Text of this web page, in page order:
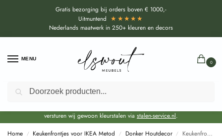
Gratis bezorging bij orders boven € 1000,-
Uitmuntend ★★★★★
Nederlands maatwerk in 250+ kleuren en decors
MENU
0
Door de bouwvakperiode geldt voor alle collecties momenteel een EXTRA
levertijd van circa 3-4 weken bovenop de reguliere levertijd.
versturen wij gewoon kleurstalen via stalen-service.nl.
Home / Keukenfrontjes voor IKEA Metod / Donker Houtdecor / Keukenfronten Eiken Evoke Fossil (K5575 IR) voor IKEA Metod